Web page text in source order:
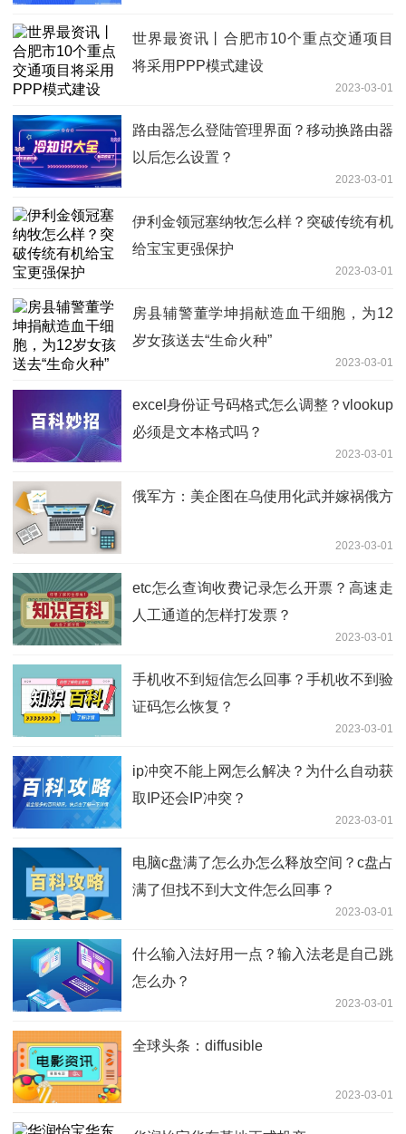
世界最资讯丨合肥市10个重点交通项目
将采用PPP模式建设
2023-03-01
路由器怎么登陆管理界面？移动换路由器
以后怎么设置？
2023-03-01
伊利金领冠塞纳牧怎么样？突破传统有机
给宝宝更强保护
2023-03-01
房县辅警董学坤捐献造血干细胞，为12
岁女孩送去“生命火种”
2023-03-01
excel身份证号码格式怎么调整？vlookup
必须是文本格式吗？
2023-03-01
俄军方：美企图在乌使用化武并嫁祸俄方
2023-03-01
etc怎么查询收费记录怎么开票？高速走
人工通道的怎样打发票？
2023-03-01
手机收不到短信怎么回事？手机收不到验
证码怎么恢复？
2023-03-01
ip冲突不能上网怎么解决？为什么自动获
取IP还会IP冲突？
2023-03-01
电脑c盘满了怎么办怎么释放空间？c盘占
满了但找不到大文件怎么回事？
2023-03-01
什么输入法好用一点？输入法老是自己跳
怎么办？
2023-03-01
全球头条：diffusible
2023-03-01